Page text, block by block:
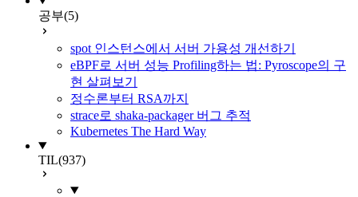
공부(5)
spot 인스턴스에서 서버 가용성 개선하기
eBPF로 서버 성능 Profiling하는 법: Pyroscope의 구
현 살펴보기
정수론부터 RSA까지
strace로 shaka-packager 버그 추적
Kubernetes The Hard Way
TIL(937)